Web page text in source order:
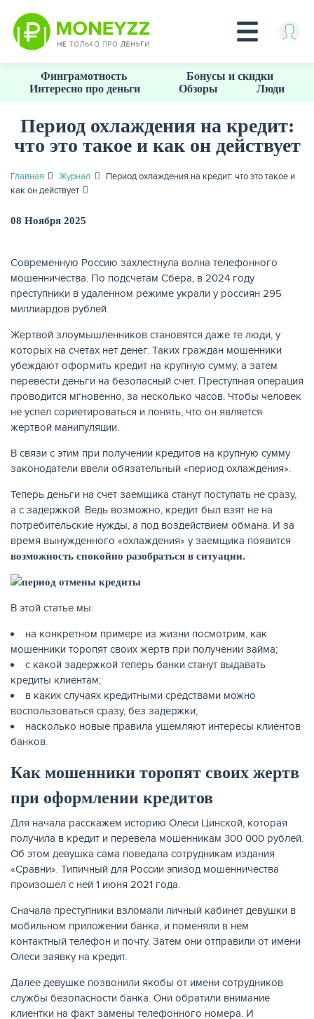
основному
содержанию
КРЕДИТЫ
КАРТЫ
ЗАЙМЫ
Финграмотность
Бонусы и скидки
Интересно про деньги
Обзоры Люди
Период охлаждения на кредит:
что это такое и как он действует
Главная Журнал
Период охлаждения на кредит: что это такое и
как он действует
08 Ноября 2025
Современную Россию захлестнула волна телефонного
мошенничества. По подсчетам Сбера, в 2024 году
преступники в удаленном режиме украли у россиян 295
миллиардов рублей.
Жертвой злоумышленников становятся даже те люди, у
которых на счетах нет денег. Таких граждан мошенники
убеждают оформить кредит на крупную сумму, а затем
перевести деньги на безопасный счет. Преступная операция
проводится мгновенно, за несколько часов. Чтобы человек
не успел сориетироваться и понять, что он является
жертвой манипуляции.
В связи с этим при получении кредитов на крупную сумму
законодатели ввели обязательный «период охлаждения».
Теперь деньги на счет заемщика станут поступать не сразу,
а с задержкой. Ведь возможно, кредит был взят не на
потребительские нужды, а под воздействием обмана. И за
время вынужденного «охлаждения» у заемщика появится
возможность спокойно разобраться в ситуации.
В этой статье мы:
на конкретном примере из жизни посмотрим, как
мошенники торопят своих жертв при получении займа;
с какой задержкой теперь банки станут выдавать
кредиты клиентам;
в каких случаях кредитными средствами можно
воспользоваться сразу, без задержки;
насколько новые правила ущемляют интересы клиентов
банков.
Как мошенники торопят своих жертв
при оформлении кредитов
Для начала расскажем историю Олеси Цинской, которая
получила в кредит и перевела мошенникам 300 000 рублей.
Об этом девушка сама поведала сотрудникам издания
«Сравни». Типичный для России эпизод мошенничества
произошел с ней 1 июня 2021 года.
Сначала преступники взломали личный кабинет девушки в
мобильном приложении банка, и поменяли в нем
контактный телефон и почту. Затем они отправили от имени
Олеси заявку на кредит.
Далее девушке позвонили якобы от имени сотрудников
службы безопасности банка. Они обратили внимание
клиентки на факт замены телефонного номера. И